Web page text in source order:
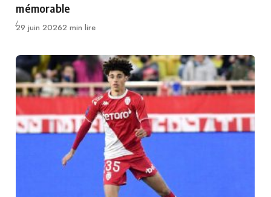
mémorable
Publié
29 juin 20262 min lire